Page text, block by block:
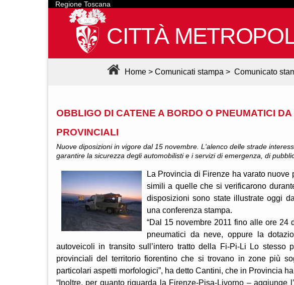
Regione Toscana
CITTÀ
Home > Comunicati stampa > Comunicato
OBBLIGO DI CATENE A BORDO O PNEUMATICI
PROVINCIALI
Nuove diposizioni in vigore dal 15 novembre. L'alenco delle strade
garantire la sicurezza degli automobilisti e i servizi di emergenza, di
La Provincia di Firenze ha varato
simili a quelle che si verificarono
disposizioni sono state illustrate oggi
una conferenza stampa.
“Dal 15 novembre 2011 fino alle ore 24
pneumatici da neve, oppure la
autoveicoli in transito sull’intero tratto della Fi-Pi-Li Lo stesso
provinciali del territorio fiorentino che si trovano in zone più
particolari aspetti morfologici”, ha detto Cantini, che in Provincia
“Inoltre, per quanto riguarda la Firenze-Pisa-Livorno – aggiunge